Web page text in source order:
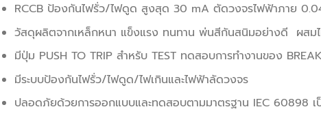
RCCB ป้องกันไฟรั่ว/ไฟดูด สูงสุด 30 mA ตัดวงจรไฟฟ้าภาย
วัสดุผลิตจากเหล็กหนา แข็งแรง ทนทาน พ่นสีกันสนิมอย่างดี ผสมไ
มีปุ่ม PUSH TO TRIP สำหรับ TEST ทดสอบการทำงานของ
มีระบบป้องกันไฟรั่ว/ไฟดูด/ไฟเกินและไฟฟ้าลัดวงจร
ปลอดภัยด้วยการออกแบบและทดสอบตามมาตรฐาน IEC 60898 เ